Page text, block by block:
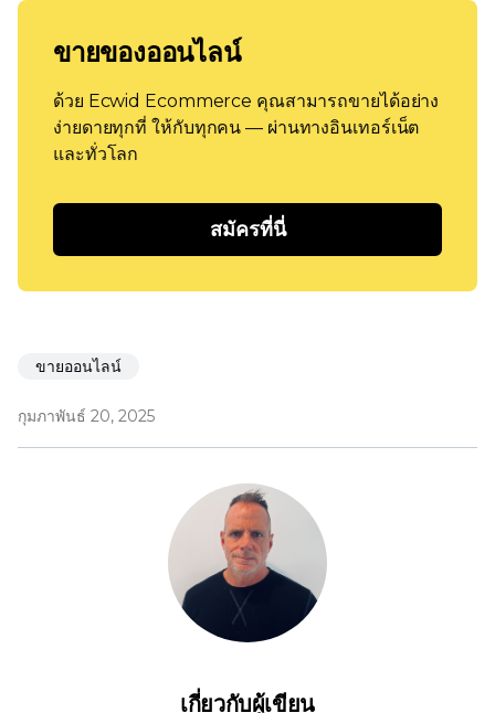
ขายของออนไลน์
ด้วย Ecwid Ecommerce คุณสามารถขายได้อย่าง
ง่ายดายทุกที่ ให้กับทุกคน — ผ่านทางอินเทอร์เน็ต
และทั่วโลก
สมัครที่นี่
ขายออนไลน์
กุมภาพันธ์ 20, 2025
เกี่ยวกับผู้เขียน